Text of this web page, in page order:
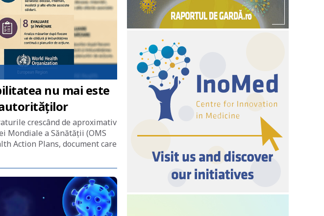
nu mai este
autorităților
crescând de aproximativ
Mondiale a Sănătății (OMS
Action Plans, document care